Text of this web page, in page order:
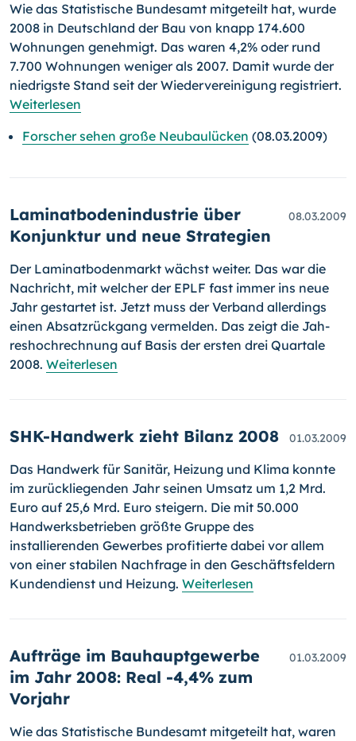
Wie das Statistische Bundesamt mitgeteilt hat, wurde
2008 in Deutsch­land der Bau von knapp 174.600
Wohnungen genehmigt. Das waren 4,2% oder rund
7.700 Wohnungen weniger als 2007. Damit wurde der
niedrigste Stand seit der Wiedervereinigung registriert.
Weiterlesen
Forscher sehen große Neubaulücken (08.03.2009)
Laminatbodenindustrie über
Konjunktur und neue Strategien
08.03.2009
Der Laminatbodenmarkt wächst weiter. Das war die
Nachricht, mit wel­cher der EPLF fast immer ins neue
Jahr gestartet ist. Jetzt muss der Verband allerdings
einen Absatzrückgang vermelden. Das zeigt die Jah­
reshochrechnung auf Basis der ersten drei Quartale
2008. Weiterlesen
SHK-Handwerk zieht Bilanz 2008 01.03.2009
Das Handwerk für Sanitär, Heizung und Klima konnte
im zurückliegenden Jahr seinen Umsatz um 1,2 Mrd.
Euro auf 25,6 Mrd. Euro steigern. Die mit 50.000
Handwerksbetrieben größte Gruppe des
installierenden Gewerbes profitierte dabei vor allem
von einer stabilen Nachfrage in den Geschäftsfeldern
Kundendienst und Heizung. Weiterlesen
Aufträge im Bauhauptgewerbe
im Jahr 2008: Real -4,4% zum
Vorjahr
01.03.2009
Wie das Statistische Bundesamt mitgeteilt hat, waren